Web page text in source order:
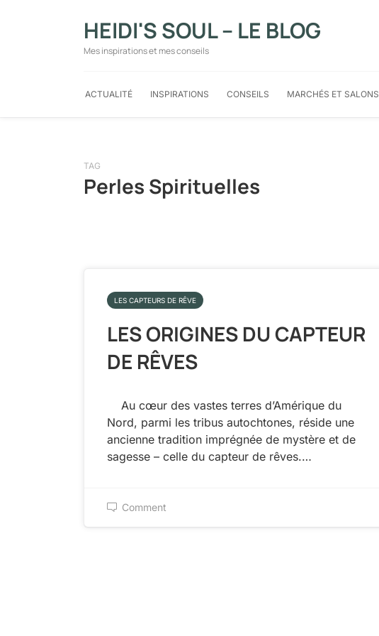
HEIDI'S SOUL – LE BLOG
Mes inspirations et mes conseils
ACTUALITÉ INSPIRATIONS CONSEILS MARCHÉS ET SALONS
TAG
Perles Spirituelles
LES CAPTEURS DE RÊVE
LES ORIGINES DU CAPTEUR
DE RÊVES
Au cœur des vastes terres d’Amérique du
Nord, parmi les tribus autochtones, réside une
ancienne tradition imprégnée de mystère et de
sagesse – celle du capteur de rêves.…
Comment